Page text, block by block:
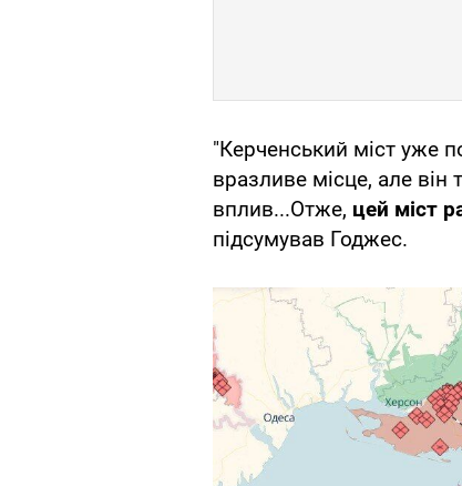
"Керченський міст уже
вразливе місце, але
вплив...Отже, цей міст
підсумував Годжес.